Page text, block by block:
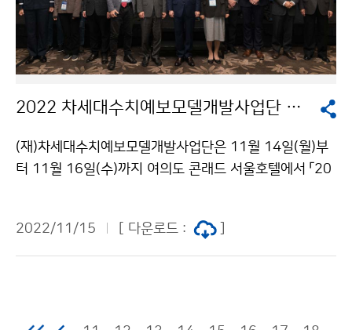
2022 차세대수치예보모델개발사업단 국제 학술 토론회 개최
(재)차세대수치예보모델개발사업단은 11월 14일(월)부
터 11월 16일(수)까지 여의도 콘래드 서울호텔에서 「20
최를 축하하고 수치예보 기술의 지속 발전을 기원하였습
니다.
2022/11/15 [ 다운로드 :